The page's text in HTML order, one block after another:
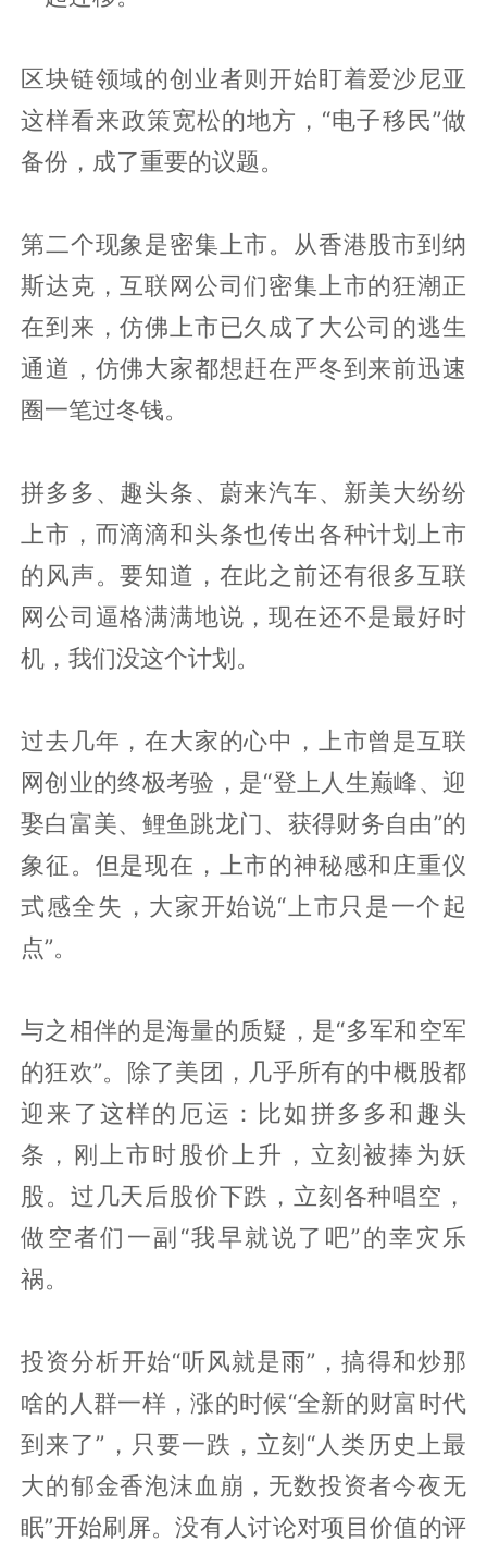
区块链领域的创业者则开始盯着爱沙尼亚
这样看来政策宽松的地方，“电子移民”做
备份，成了重要的议题。
第二个现象是密集上市。从香港股市到纳
斯达克，互联网公司们密集上市的狂潮正
在到来，仿佛上市已久成了大公司的逃生
通道，仿佛大家都想赶在严冬到来前迅速
圈一笔过冬钱。
拼多多、趣头条、蔚来汽车、新美大纷纷
上市，而滴滴和头条也传出各种计划上市
的风声。要知道，在此之前还有很多互联
网公司逼格满满地说，现在还不是最好时
机，我们没这个计划。
过去几年，在大家的心中，上市曾是互联
网创业的终极考验，是“登上人生巅峰、迎
娶白富美、鲤鱼跳龙门、获得财务自由”的
象征。但是现在，上市的神秘感和庄重仪
式感全失，大家开始说“上市只是一个起
点”。
与之相伴的是海量的质疑，是“多军和空军
的狂欢”。除了美团，几乎所有的中概股都
迎来了这样的厄运：比如拼多多和趣头
条，刚上市时股价上升，立刻被捧为妖
股。过几天后股价下跌，立刻各种唱空，
做空者们一副“我早就说了吧”的幸灾乐
祸。
投资分析开始“听风就是雨”，搞得和炒那
啥的人群一样，涨的时候“全新的财富时代
到来了”，只要一跌，立刻“人类历史上最
大的郁金香泡沫血崩，无数投资者今夜无
眠”开始刷屏。没有人讨论对项目价值的评